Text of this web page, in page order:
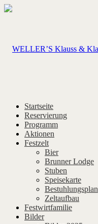
Startseite
Reservierung
Programm
Aktionen
Festzelt
Bier
Brunner Lodge
Stuben
Speisekarte
Bestuhlungsplan
Zeltaufbau
Festwirtfamilie
Bilder